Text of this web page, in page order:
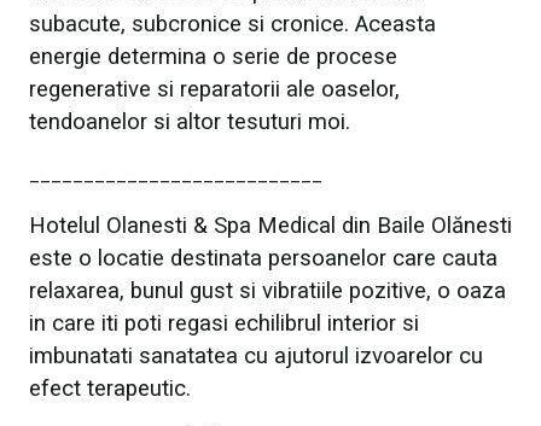
subacute, subcronice si cronice. Aceasta
energie determina o serie de procese
regenerative si reparatorii ale oaselor,
tendoanelor si altor tesuturi moi.
Hotelul Olanesti & Spa Medical din Baile Olănesti
este o locatie destinata persoanelor care cauta
relaxarea, bunul gust si vibratiile pozitive, o oaza
in care iti poti regasi echilibrul interior si
imbunatati sanatatea cu ajutorul izvoarelor cu
efect terapeutic.